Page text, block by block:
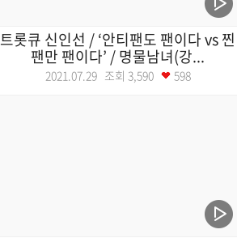
트롯큐 신인선 / ‘안티팬도 팬이다 vs 찐
팬만 팬이다’ / 명물남녀(강...
2021.07.29 조회 3,590 598